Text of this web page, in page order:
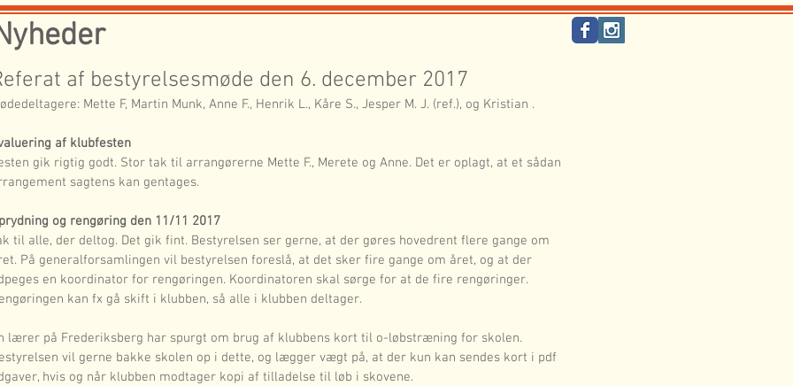
af bestyrelsesmøde den 6. december 2017
Mette F, Martin Munk, Anne F., Henrik L., Kåre S., Jesper M. J. (ref.), og Kristian .
af klubfesten
gik rigtig godt. Stor tak til arrangørerne Mette F., Merete og Anne. Det er oplagt, at et sådan
sagtens kan gentages.
og rengøring den 11/11 2017
til alle, der deltog. Det gik fint. Bestyrelsen ser gerne, at der gøres hovedrent flere gange om
På generalforsamlingen vil bestyrelsen foreslå, at det sker fire gange om året, og at der
en koordinator for rengøringen. Koordinatoren skal sørge for at de fire rengøringer.
kan fx gå skift i klubben, så alle i klubben deltager.
lærer på Frederiksberg har spurgt om brug af klubbens kort til o-løbstræning for skolen.
vil gerne bakke skolen op i dette, og lægger vægt på, at der kun kan sendes kort i pdf
hvis og når klubben modtager kopi af tilladelse til løb i skovene.